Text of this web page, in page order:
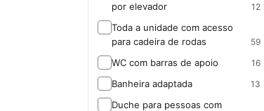
por elevador
12
Toda a unidade com acesso
para cadeira de rodas
59
WC com barras de apoio 16
Banheira adaptada 13
Duche para pessoas com